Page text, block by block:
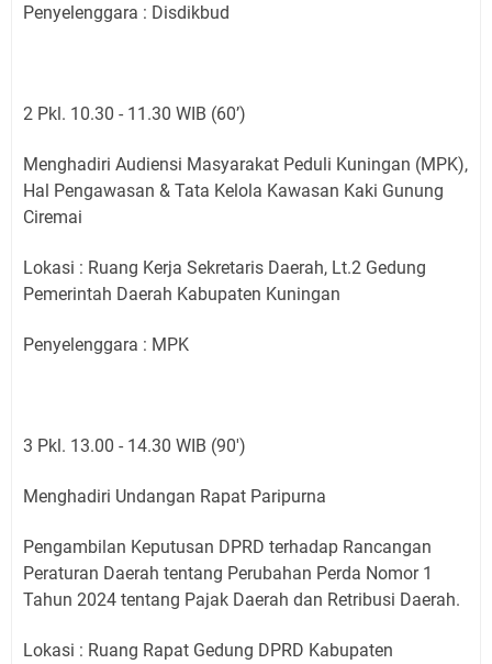
Penyelenggara : Disdikbud
2 Pkl. 10.30 - 11.30 WIB (60’)
Menghadiri Audiensi Masyarakat Peduli Kuningan (MPK),
Hal Pengawasan & Tata Kelola Kawasan Kaki Gunung
Ciremai
Lokasi : Ruang Kerja Sekretaris Daerah, Lt.2 Gedung
Pemerintah Daerah Kabupaten Kuningan
Penyelenggara : MPK
3 Pkl. 13.00 - 14.30 WIB (90')
Menghadiri Undangan Rapat Paripurna
Pengambilan Keputusan DPRD terhadap Rancangan
Peraturan Daerah tentang Perubahan Perda Nomor 1
Tahun 2024 tentang Pajak Daerah dan Retribusi Daerah.
Lokasi : Ruang Rapat Gedung DPRD Kabupaten